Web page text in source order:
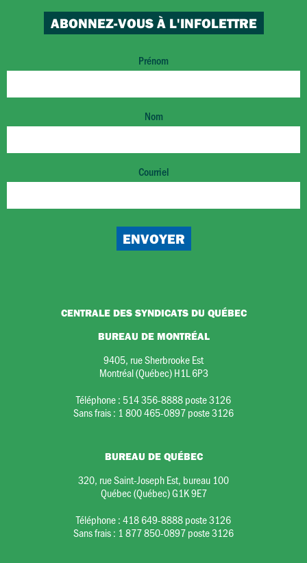
ABONNEZ-VOUS À L'INFOLETTRE
Prénom
Nom
Courriel
CENTRALE DES SYNDICATS DU QUÉBEC
BUREAU DE MONTRÉAL
9405, rue Sherbrooke Est
Montréal (Québec) H1L 6P3
Téléphone : 514 356-8888 poste 3126
Sans frais : 1 800 465-0897 poste 3126
BUREAU DE QUÉBEC
320, rue Saint-Joseph Est, bureau 100
Québec (Québec) G1K 9E7
Téléphone :418 649-8888 poste 3126
Sans frais : 1 877 850-0897 poste 3126